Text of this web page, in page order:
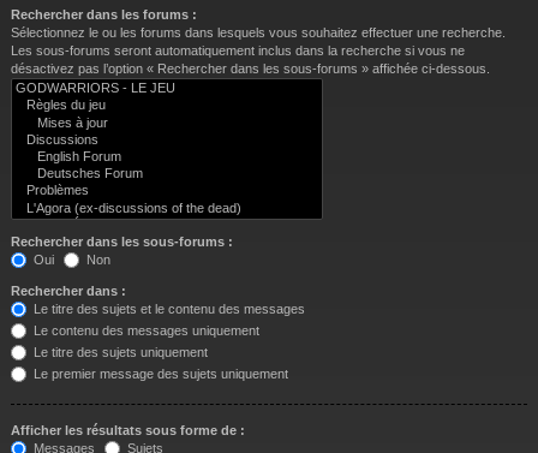
Rechercher dans les forums :
Sélectionnez le ou les forums dans lesquels vous souhaitez effectuer une recherche.
Les sous-forums seront automatiquement inclus dans la recherche si vous ne
désactivez pas l’option « Rechercher dans les sous-forums » affichée ci-dessous.
Rechercher dans les sous-forums :
Oui
Non
Rechercher dans :
Le titre des sujets et le contenu des messages
Le contenu des messages uniquement
Le titre des sujets uniquement
Le premier message des sujets uniquement
Afficher les résultats sous forme de :
Messages
Sujets